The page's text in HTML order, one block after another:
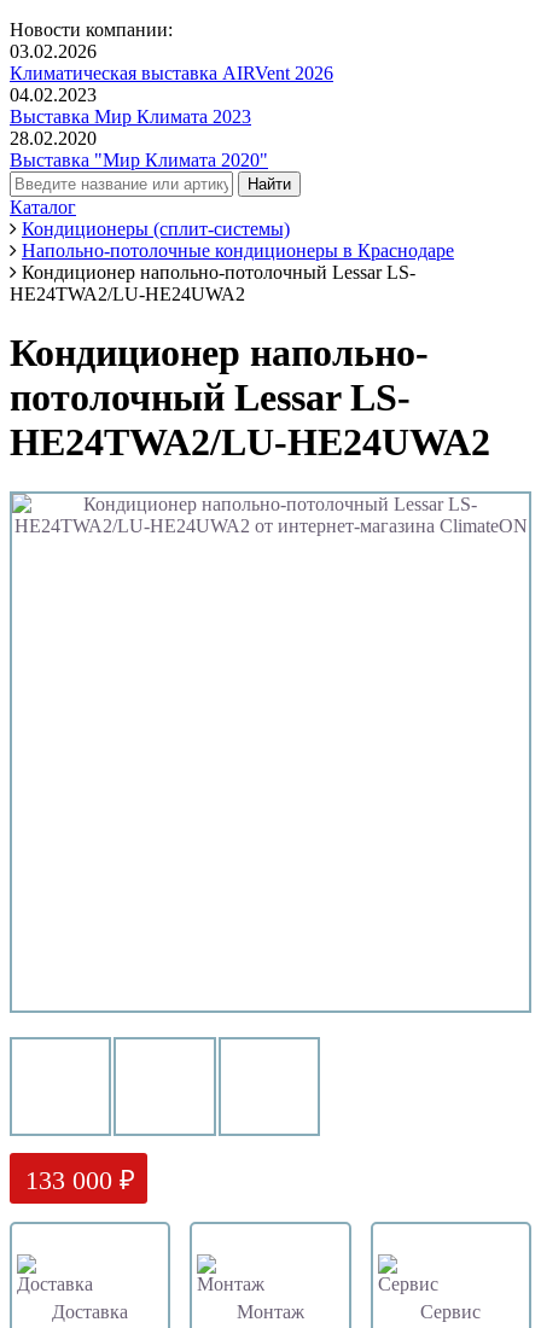
Новости компании:
03.02.2026
Климатическая выставка AIRVent 2026
04.02.2023
Выставка Мир Климата 2023
28.02.2020
Выставка "Мир Климата 2020"
Каталог
Кондиционеры (сплит-системы)
Напольно-потолочные кондиционеры в Краснодаре
Кондиционер напольно-потолочный Lessar LS-
HE24TWA2/LU-HE24UWA2
Кондиционер напольно-
потолочный Lessar LS-
HE24TWA2/LU-HE24UWA2
133 000 ₽
Доставка Монтаж Сервис